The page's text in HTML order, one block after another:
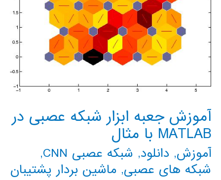
آموزش جعبه ابزار شبکه عصبی در
MATLAB با مثال
آموزش, دانلود, شبکه عصبی CNN
,
شبکه های عصبی, ماشین بردار پشتیبان